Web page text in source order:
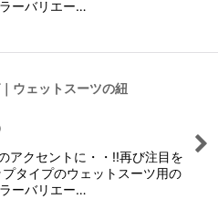
ーバリエー…
ウェットスーツの紐
アクセントに・・!!再び注目を
タイプのウェットスーツ用の
ーバリエー…